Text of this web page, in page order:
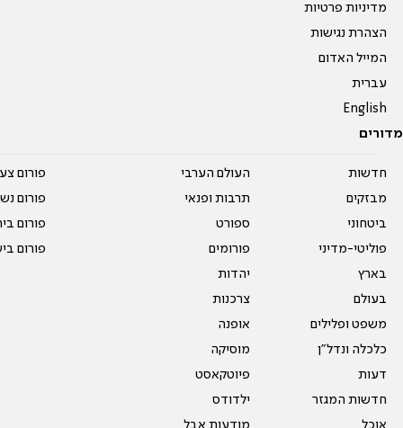
מדיניות פרטיות
הצהרת נגישות
המייל האדום
עברית
English
מדורים
חדשות
מבזקים
ביטחוני
פוליטי-מדיני
בארץ
בעולם
משפט ופלילים
כלכלה ונדל"ן
דעות
חדשות המגזר
אוכל
העולם הערבי
תרבות ופנאי
ספורט
פורומים
יהדות
צרכנות
אופנה
מוסיקה
פיוטקאסט
ילדודס
מודעות אבל
פורום
פורום
פורום
פורום